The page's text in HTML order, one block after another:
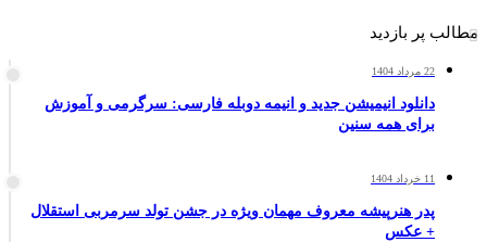
مطالب پر بازدید
22 مرداد 1404
دانلود انیمیشن جدید و انیمه دوبله فارسی: سرگرمی و آموزش
برای همه سنین
11 خرداد 1404
پدر هنرپیشه معروف مهمان ویژه در جشن تولد سرمربی استقلال
+ عکس